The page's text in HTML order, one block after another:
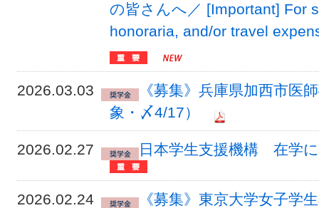
の皆さんへ／ [Important] For
honoraria, and/or travel
2026.03.03
《募集》兵庫県加西市医
象・〆4/17）
2026.02.27 日本学生支援機構 在学
2026.02.24
《募集》東京大学女子学